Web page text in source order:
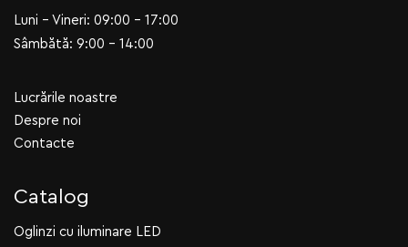
Luni - Vineri: 09:00 - 17:00
Sâmbătă: 9:00 - 14:00
Lucrările noastre
Despre noi
Contacte
Catalog
Oglinzi cu iluminare LED